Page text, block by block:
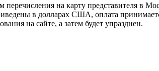
на карту представителя в
в долларах США, оплата
на сайте, а затем будет упразднен.